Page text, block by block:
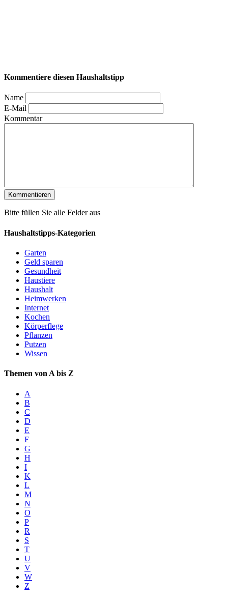
Kommentiere diesen Haushaltstipp
Name
E-Mail
Kommentar
Bitte füllen Sie alle Felder aus
Haushaltstipps-Kategorien
Garten
Geld sparen
Gesundheit
Haustiere
Haushalt
Heimwerken
Internet
Kochen
Körperflege
Pflanzen
Putzen
Wissen
Themen von A bis Z
A
B
C
D
E
F
G
H
I
K
L
M
N
O
P
R
S
T
U
V
W
Z